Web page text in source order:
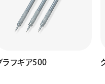
ラフギア500